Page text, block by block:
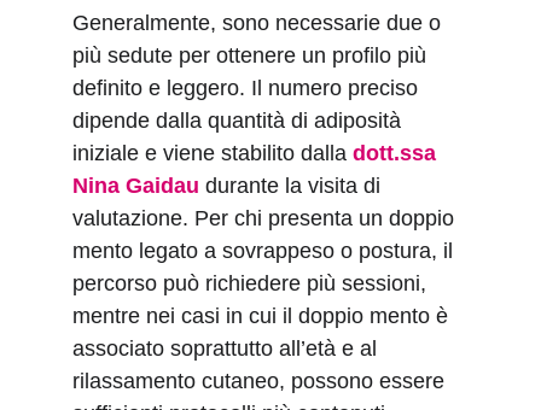
Generalmente, sono necessarie due o
più sedute per ottenere un profilo più
definito e leggero. Il numero preciso
dipende dalla quantità di adiposità
iniziale e viene stabilito dalla dott.ssa
Nina Gaidau durante la visita di
valutazione. Per chi presenta un doppio
mento legato a sovrappeso o postura, il
percorso può richiedere più sessioni,
mentre nei casi in cui il doppio mento è
associato soprattutto all’età e al
rilassamento cutaneo, possono essere